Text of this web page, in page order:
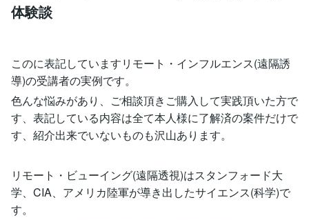
体験談
このに表記していますリモート・インフルエンス(遠隔誘
導)の受講者の実例です。
色んな悩みがあり、ご相談頂きご購入して実践頂いた方で
す、表記している内容は全て本人様に了解済の案件だけで
す、紹介出来でいないものも沢山あります。
リモート・ビューイング(遠隔透視)はスタンフォード大
学、CIA、アメリカ陸軍が導き出したサイエンス(科学)で
す。